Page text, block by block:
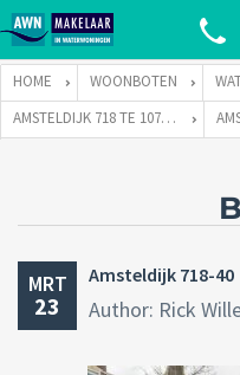
HOME WOONBOTEN
AMSTELDIJK 718 TE 1074 JH AMSTERDAM
MRT
23
Amsteldijk 718-40
Author: Rick